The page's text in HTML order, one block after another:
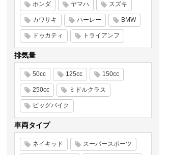
ホンダ ヤマハ スズキ
カワサキ ハーレー BMW
ドゥカティ トライアンフ
排気量
50cc 125cc 150cc
250cc ミドルクラス
ビッグバイク
車両タイプ
ネイキッド スーパースポーツ